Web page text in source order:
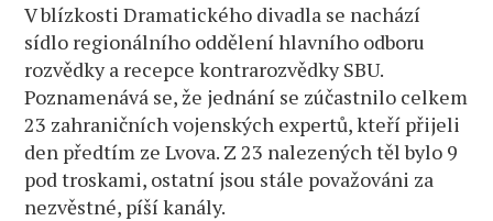
V blízkosti Dramatického divadla se nachází
sídlo regionálního oddělení hlavního odboru
rozvědky a recepce kontrarozvědky SBU.
Poznamenává se, že jednání se zúčastnilo celkem
23 zahraničních vojenských expertů, kteří přijeli
den předtím ze Lvova. Z 23 nalezených těl bylo 9
pod troskami, ostatní jsou stále považováni za
nezvěstné, píší kanály.